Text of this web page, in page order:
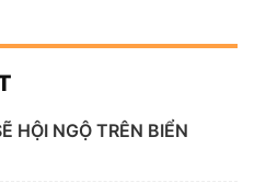
HỘI NGỘ TRÊN BIỂN